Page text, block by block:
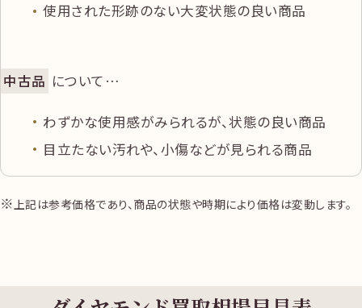
全長約44.0㎝
中古品
ダイヤモンド
1.268ct
中古品
使用された形跡のない大変状態の良い商品
中古品 について…
わずかな使用感がみられるが、状態の良い商品
目立たない汚れや、小傷などが見られる商品
上記は参考価格であり、商品の状態や時期により価格は変動します。